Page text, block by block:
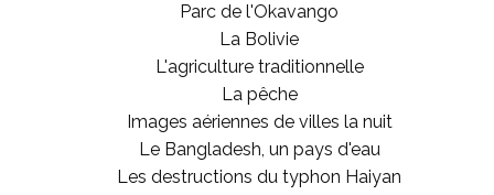
Parc de l'Okavango
La Bolivie
L'agriculture traditionnelle
La pêche
Images aériennes de villes la nuit
Le Bangladesh, un pays d'eau
Les destructions du typhon Haiyan